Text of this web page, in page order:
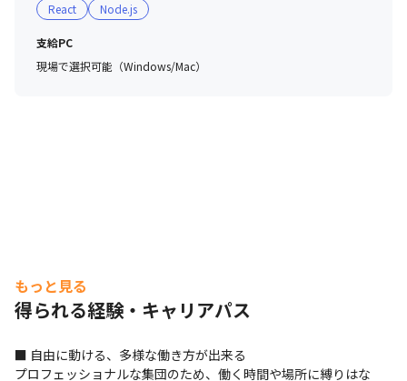
〜Create the future - 一足先の未来を創造する〜
Helpfeelのメンバーは、野心的に、前向きに、そして偏見
や経験にとらわれずに考えることで、独自の価値を創造
React
Node.js
支給PC
現場で選択可能（Windows/Mac）
もっと見る
得られる経験・キャリアパス
■ 自由に動ける、多様な働き方が出来る
プロフェッショナルな集団のため、働く時間や場所に縛りはな